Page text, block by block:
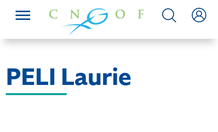
PELI Laurie